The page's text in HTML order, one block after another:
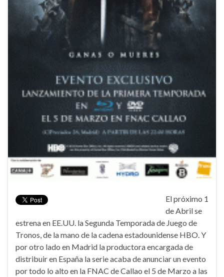
El próximo 1
de Abril se
estrena en EE.UU. la Segunda Temporada de Juego de
Tronos, de la mano de la cadena estadounidense HBO. Y
por otro lado en Madrid la productora encargada de
distribuir en España la serie acaba de anunciar un evento
por todo lo alto en la FNAC de Callao el 5 de Marzo a las